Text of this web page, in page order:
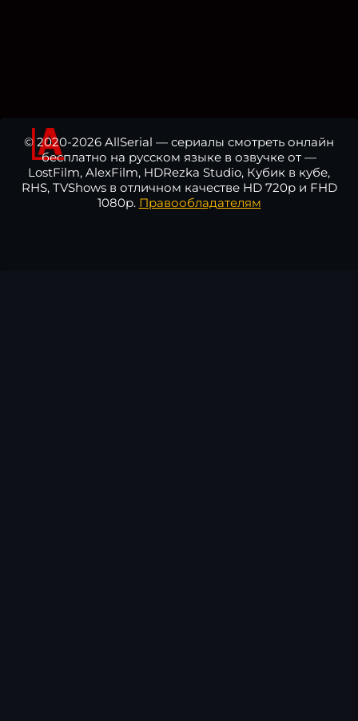
© 2020-2026 AllSerial — сериалы смотреть онлайн
бесплатно на русском языке в озвучке от —
LostFilm, AlexFilm, HDRezka Studio, Кубик в кубе,
RHS, TVShows в отличном качестве HD 720p и FHD
1080p. Правообладателям